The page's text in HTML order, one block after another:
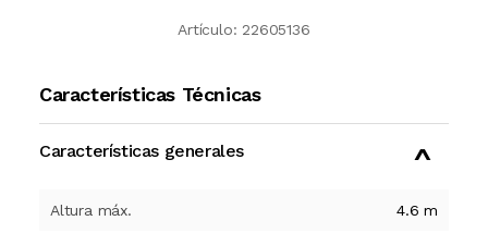
Artículo: 22605136
Características Técnicas
Características generales
Altura máx. 4.6 m